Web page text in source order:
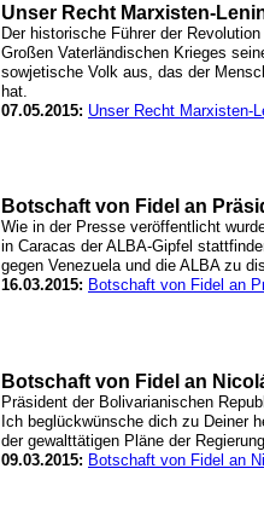
Unser Recht Marxisten-
Der historische Führer der
Großen Vaterländischen Krieges
sowjetische Volk aus, das der
hat.
07.05.2015: Unser Recht Marxisten-
Botschaft von Fidel an
Wie in der Presse veröffentlicht
in Caracas der ALBA-Gipfel
gegen Venezuela und die ALBA zu
16.03.2015: Botschaft von Fidel an
Botschaft von Fidel an
Präsident der Bolivarianischen
Ich beglückwünsche dich zu Deiner
der gewalttätigen Pläne der
09.03.2015: Botschaft von Fidel an